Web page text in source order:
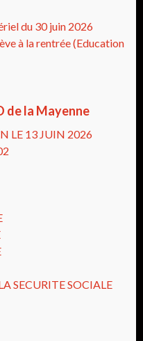
du 30 juin 2026
à la rentrée (Education
de la Mayenne
LE 13 JUIN 2026
SECURITE SOCIALE